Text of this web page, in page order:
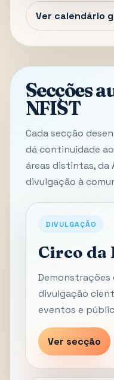
Ver calendário
Secções
NFIST
Cada secção
dá continuidade
áreas distintas, da
divulgação à
DIVULGAÇÃO
Circo da
Demonstrações
divulgação
eventos e
Ver secção